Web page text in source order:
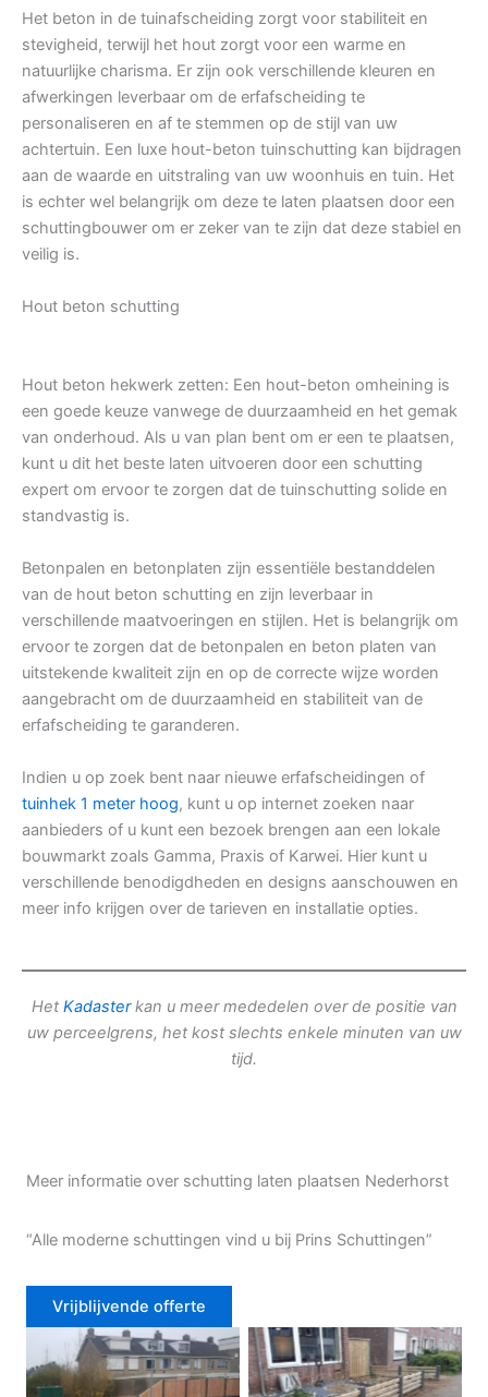
Het beton in de tuinafscheiding zorgt voor stabiliteit en
stevigheid, terwijl het hout zorgt voor een warme en
natuurlijke charisma. Er zijn ook verschillende kleuren en
afwerkingen leverbaar om de erfafscheiding te
personaliseren en af te stemmen op de stijl van uw
achtertuin. Een luxe hout-beton tuinschutting kan bijdragen
aan de waarde en uitstraling van uw woonhuis en tuin. Het
is echter wel belangrijk om deze te laten plaatsen door een
schuttingbouwer om er zeker van te zijn dat deze stabiel en
veilig is.
Hout beton schutting
Hout beton hekwerk zetten: Een hout-beton omheining is
een goede keuze vanwege de duurzaamheid en het gemak
van onderhoud. Als u van plan bent om er een te plaatsen,
kunt u dit het beste laten uitvoeren door een schutting
expert om ervoor te zorgen dat de tuinschutting solide en
standvastig is.
Betonpalen en betonplaten zijn essentiële bestanddelen
van de hout beton schutting en zijn leverbaar in
verschillende maatvoeringen en stijlen. Het is belangrijk om
ervoor te zorgen dat de betonpalen en beton platen van
uitstekende kwaliteit zijn en op de correcte wijze worden
aangebracht om de duurzaamheid en stabiliteit van de
erfafscheiding te garanderen.
Indien u op zoek bent naar nieuwe erfafscheidingen of
tuinhek 1 meter hoog, kunt u op internet zoeken naar
aanbieders of u kunt een bezoek brengen aan een lokale
bouwmarkt zoals Gamma, Praxis of Karwei. Hier kunt u
verschillende benodigdheden en designs aanschouwen en
meer info krijgen over de tarieven en installatie opties.
Het Kadasterkan u meer mededelen over de positie van
uw perceelgrens, het kost slechts enkele minuten van uw
tijd.
Meer informatie over schutting laten plaatsen Nederhorst
“Alle moderne schuttingen vind u bij Prins Schuttingen”
Vrijblijvende offerte
Douglas schutting Tuinhek voortuin